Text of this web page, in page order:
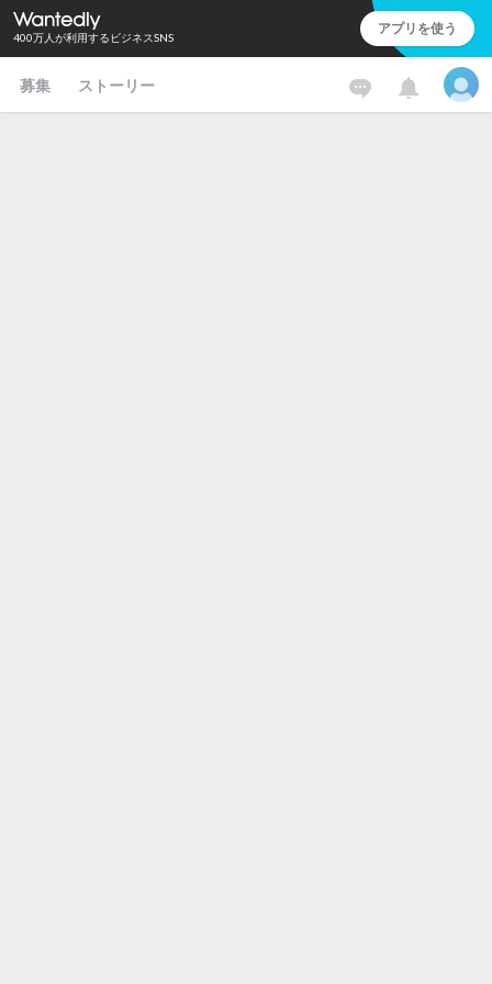
400万人が利用するビジネスSNS アプリを使う
募集 ストーリー